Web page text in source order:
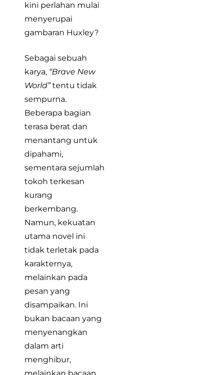
kini perlahan mulai
menyerupai
gambaran Huxley?
Sebagai sebuah
karya, “Brave New
World”tentu tidak
sempurna.
Beberapa bagian
terasa berat dan
menantang untuk
dipahami,
sementara sejumlah
tokoh terkesan
kurang
berkembang.
Namun, kekuatan
utama novel ini
tidak terletak pada
karakternya,
melainkan pada
pesan yang
disampaikan. Ini
bukan bacaan yang
menyenangkan
dalam arti
menghibur,